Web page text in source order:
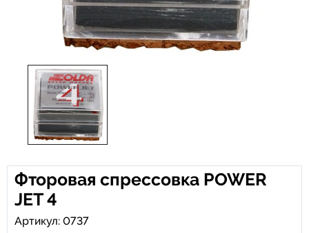
Фторовая спрессовка POWER
JET 4
Артикул: 0737